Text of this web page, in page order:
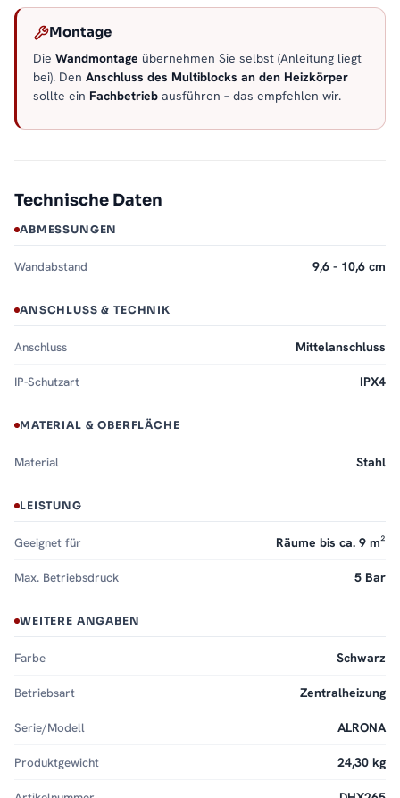
Montage
Die Wandmontage übernehmen Sie selbst (Anleitung liegt
bei). Den Anschluss des Multiblocks an den Heizkörper
sollte ein Fachbetrieb ausführen – das empfehlen wir.
Technische Daten
ABMESSUNGEN
Wandabstand 9,6 - 10,6 cm
ANSCHLUSS & TECHNIK
Anschluss Mittelanschluss
IP-Schutzart IPX4
MATERIAL & OBERFLÄCHE
Material Stahl
LEISTUNG
Geeignet für Räume bis ca. 9 m²
Max. Betriebsdruck 5 Bar
WEITERE ANGABEN
Farbe Schwarz
Betriebsart Zentralheizung
Serie/Modell ALRONA
Produktgewicht 24,30 kg